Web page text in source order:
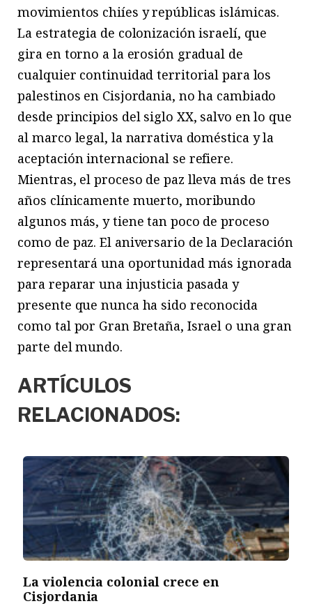
movimientos chiíes y repúblicas islámicas.
La estrategia de colonización israelí, que
gira en torno a la erosión gradual de
cualquier continuidad territorial para los
palestinos en Cisjordania, no ha cambiado
desde principios del siglo XX, salvo en lo que
al marco legal, la narrativa doméstica y la
aceptación internacional se refiere.
Mientras, el proceso de paz lleva más de tres
años clínicamente muerto, moribundo
algunos más, y tiene tan poco de proceso
como de paz. El aniversario de la Declaración
representará una oportunidad más ignorada
para reparar una injusticia pasada y
presente que nunca ha sido reconocida
como tal por Gran Bretaña, Israel o una gran
parte del mundo.
ARTÍCULOS
RELACIONADOS:
La violencia colonial crece en
Cisjordania